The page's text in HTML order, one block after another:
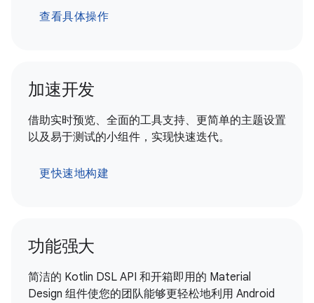
查看具体操作
加速开发
借助实时预览、全面的工具支持、更简单的主题设置
以及易于测试的小组件，实现快速迭代。
更快速地构建
功能强大
简洁的 Kotlin DSL API 和开箱即用的 Material
Design 组件使您的团队能够更轻松地利用 Android